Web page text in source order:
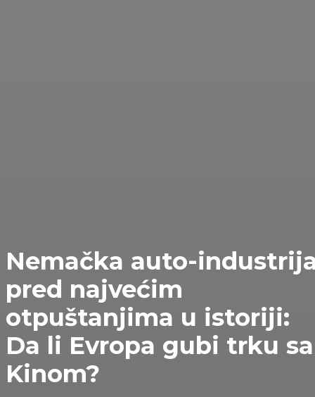
Nemačka auto-
pred najvećim
otpuštanjima u istoriji:
Da li Evropa gubi trku sa
Kinom?